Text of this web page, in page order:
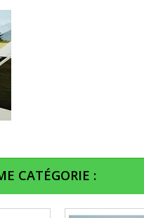
CATÉGORIE :